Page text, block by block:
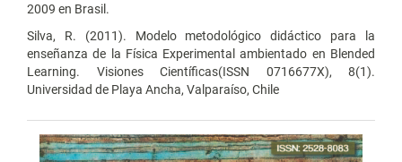
2009 en Brasil.
Silva, R. (2011). Modelo metodológico didáctico para la
enseñanza de la Física Experimental ambientado en Blended
Learning. Visiones Científicas(ISSN 0716677X), 8(1).
Universidad de Playa Ancha, Valparaíso, Chile